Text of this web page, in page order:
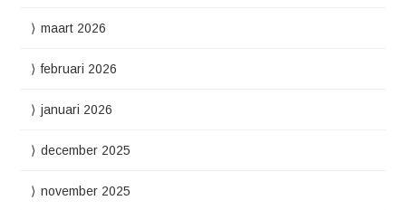
maart 2026
februari 2026
januari 2026
december 2025
november 2025